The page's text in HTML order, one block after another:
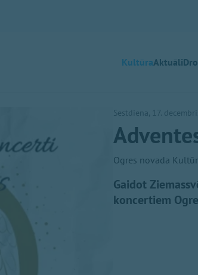
KultūraAktuāli
Sestdiena, 17.
Ogres novada
Gaidot
koncertiem